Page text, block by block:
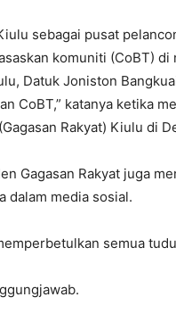
sebagai pusat
komuniti (CoBT)
Datuk Joniston
CoBT,” katanya ketika
Rakyat) Kiulu di
Gagasan Rakyat juga
dalam media sosial.
semua